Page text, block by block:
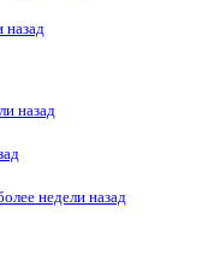
назад
назад
недели назад